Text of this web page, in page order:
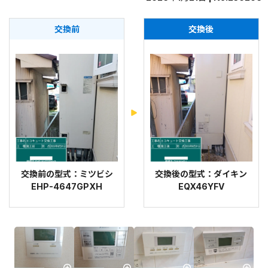
交換前
交換前の型式：ミツビシ
EHP-4647GPXH
交換後
交換後の型式：ダイキン
EQX46YFV